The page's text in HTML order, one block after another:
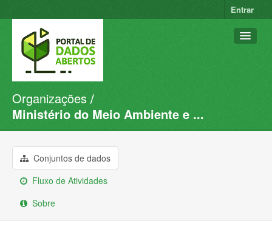
Entrar
Conjuntos de dados
Organizações
Sobre
Organizações
Ministério do Meio Ambiente e ...
Conjuntos de dados
Fluxo de Atividades
Sobre